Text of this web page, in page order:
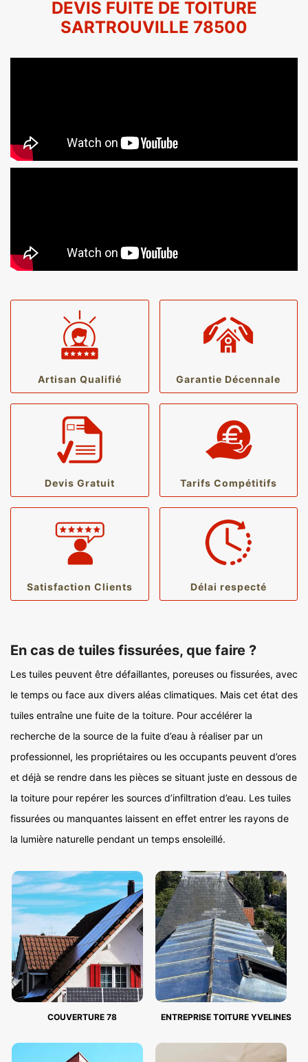
DEVIS FUITE DE TOITURE
SARTROUVILLE 78500
Artisan Qualifié Garantie Décennale
Devis Gratuit Tarifs Compétitifs
Satisfaction Clients Délai respecté
En cas de tuiles fissurées, que faire ?
Les tuiles peuvent être défaillantes, poreuses ou fissurées, avec
le temps ou face aux divers aléas climatiques. Mais cet état des
tuiles entraîne une fuite de la toiture. Pour accélérer la
recherche de la source de la fuite d’eau à réaliser par un
professionnel, les propriétaires ou les occupants peuvent d’ores
et déjà se rendre dans les pièces se situant juste en dessous de
la toiture pour repérer les sources d’infiltration d’eau. Les tuiles
fissurées ou manquantes laissent en effet entrer les rayons de
la lumière naturelle pendant un temps ensoleillé.
COUVERTURE 78 ENTREPRISE TOITURE YVELINES